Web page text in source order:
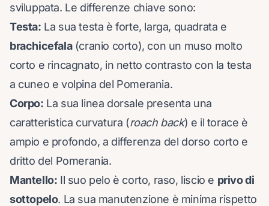
sviluppata. Le differenze chiave sono:
Testa: La sua testa è forte, larga, quadrata e
brachicefala(cranio corto), con un muso molto
corto e rincagnato, in netto contrasto con la testa
a cuneo e volpina del Pomerania.
Corpo: La sua linea dorsale presenta una
caratteristica curvatura (roach back) e il torace è
ampio e profondo, a differenza del dorso corto e
dritto del Pomerania.
Mantello: Il suo pelo è corto, raso, liscio e privo di
sottopelo. La sua manutenzione è minima rispetto